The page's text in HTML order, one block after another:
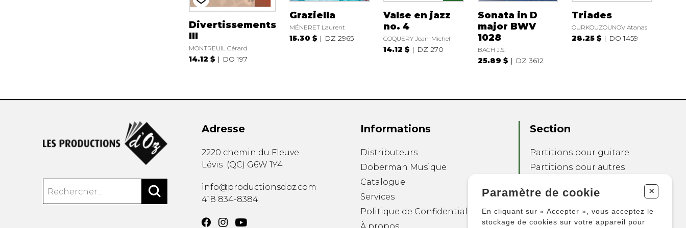
Divertissements
III
MONTREUIL Gérard
14.12 $ DO 197
Graziella
MÉNERET Laurent
15.30 $ DZ 2965
Valse en jazz
no. 4
COQUERY Jean-Michel
14.12 $ DZ 270
Sonata in D
major BWV
1028
BACH J.S.
25.89 $ DZ 3612
Triades
OURKOUZOUNOV Atanas
28.25 $ DO 1459
Adresse
2220 chemin du Fleuve
Lévis (QC) G6W 1Y4
info@productionsdoz.com
418 834-8384
Informations
Distributeurs
Doberman Musique
Catalogue
Services
Politique de Confidentialité
À propos
Section
Partitions pour guitare
Partitions pour autres
Partitions pour
Autres produits
Paramètre de cookie +
En cliquant sur « Accepter », vous acceptez le
stockage de cookies sur votre appareil pour